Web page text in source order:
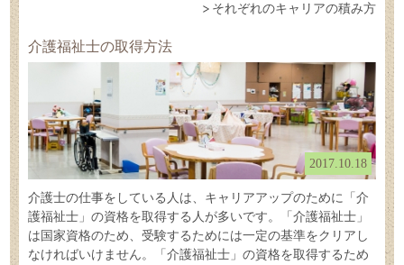
それぞれのキャリアの積み方
介護福祉士の取得方法
2017.10.18
介護士の仕事をしている人は、キャリアアップのために「介
護福祉士」の資格を取得する人が多いです。「介護福祉士」
は国家資格のため、受験するためには一定の基準をクリアし
なければいけません。「介護福祉士」の資格を取得するため